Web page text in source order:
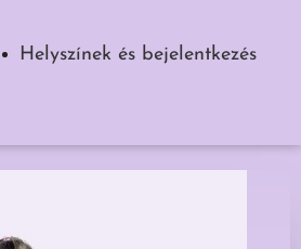
Helyszínek és bejelentkezés